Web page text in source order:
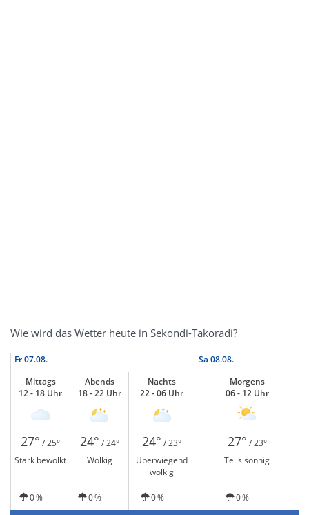
Wie wird das Wetter heute in Sekondi-Takoradi?
Fr07.08. Sa 08.08.
Mittags
12 - 18 Uhr
Abends
18 - 22 Uhr
Nachts
22 - 06 Uhr
Morgens
06 - 12 Uhr
27° / 25° 24° / 24° 24° / 23° 27° / 23°
Stark bewölkt
Wolkig
Überwiegend
wolkig
Teils sonnig
0 % 0 % 0 % 0 %